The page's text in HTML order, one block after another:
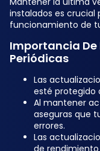
instalados es crucial
funcionamiento de
Importancia
Periódicas
Las
esté protegido
Al mantener
aseguras que
errores.
Las